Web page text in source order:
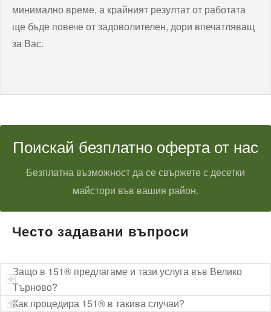
минимално време, а крайният резултат от работата
ще бъде повече от задоволителен, дори впечатляващ
за Вас.
Поискай безплатно оферта от нас
Безплатна възможност да се свържете с десетки
майстори във вашия район.
Често задавани въпроси
Защо в 151® предлагаме и тази услуга във Велико
Търново?
Как процедира 151® в такива случаи?